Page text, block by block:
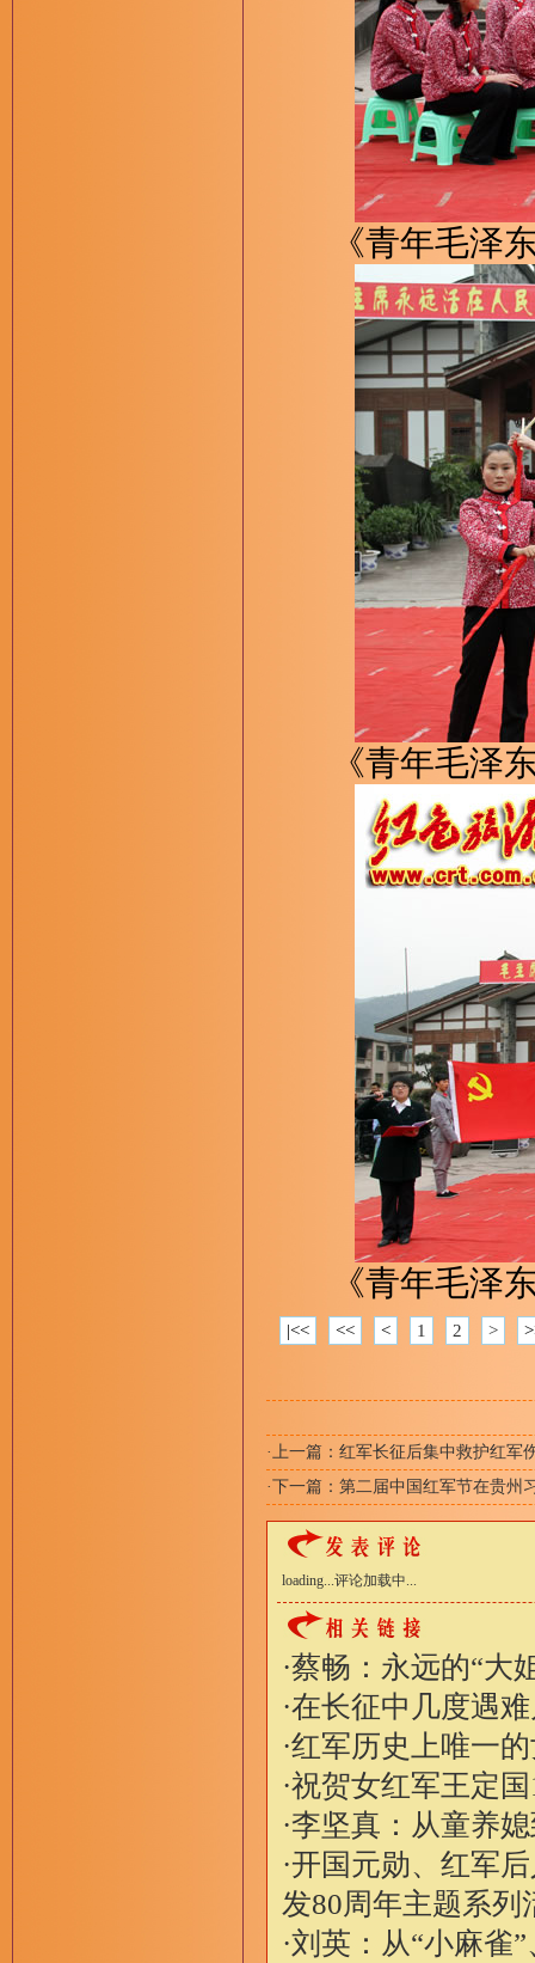
《青年毛泽
《青年毛泽
《青年毛泽
|<< << < 1 2 >
·上一篇： 红军长征后集中救护红军
·下一篇： 第二届中国红军节在贵州
loading...评论加载中...
·蔡畅：永远的“大
·在长征中几度遇
·红军历史上唯一
·祝贺女红军王定
·李坚真：从童养
·开国元勋、红军
发80周年主题系列
·刘英：从“小麻雀